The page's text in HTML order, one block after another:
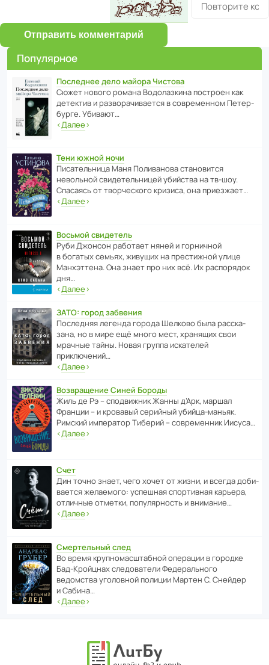
Отправить комментарий
Популярное
Последнее дело майора Чистова
Сюжет нового романа Водо­ла­з­кина пост­роен как
дете­ктив и разво­ра­чи­ва­ется в совре­менном Пете­р­
бурге. Убивают…
‹Далее›
Тени южной ночи
Писа­тель­ница Маня Поли­ва­нова стано­вится
невольной свиде­тель­ницей убийства на тв-шоу.
Спасаясь от твор­че­с­кого кризиса, она приезжает…
‹Далее›
Восьмой свидетель
Руби Джонсон рабо­тает няней и горни­чной
в богатых семьях, живущих на прес­ти­жной улице
Манх­эт­тена. Она знает про них всё. Их распо­рядок
дня…
‹Далее›
ЗАТО: город забвения
После­дняя легенда города Шелково была расска­
зана, но в мире ещё много мест, хранящих свои
мрачные тайны. Новая группа иска­телей
приключений…
‹Далее›
Возвращение Синей Бороды
Жиль де Рэ – спод­ви­жник Жанны д’Арк, маршал
Франции – и кровавый серийный убийца-маньяк.
Римский импе­ратор Тиберий – совре­менник Иисуса…
‹Далее›
Счет
Дин точно знает, чего хочет от жизни, и всегда доби­
ва­ется жела­е­мого: успе­шная спор­ти­вная карьера,
отли­чные отметки, попу­ля­р­ность и внимание…
‹Далее›
Смертельный след
Во время круп­но­мас­ш­та­бной операции в городке
Бад‑Крой­цнах следо­ва­тели Феде­раль­ного
ведомства уголо­вной полиции Мартен С. Снейдер
и Сабина…
‹Далее›